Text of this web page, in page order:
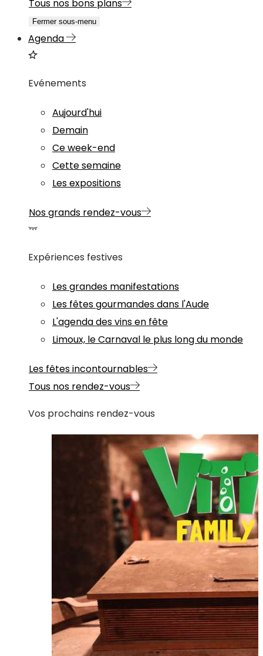
Tous nos bons plans
Fermer sous-menu
Agenda
Evénements
Aujourd'hui
Demain
Ce week-end
Cette semaine
Les expositions
Nos grands rendez-vous
Expériences festives
Les grandes manifestations
Les fêtes gourmandes dans l'Aude
L'agenda des vins en fête
Limoux, le Carnaval le plus long du monde
Les fêtes incontournables
Tous nos rendez-vous
Vos prochains rendez-vous